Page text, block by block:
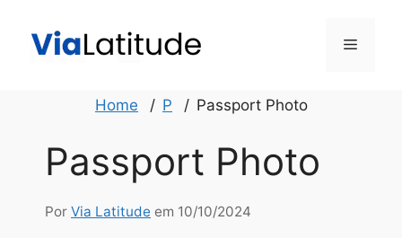
Menu
Home P Passport Photo
Passport Photo
Por Via Latitude em 10/10/2024